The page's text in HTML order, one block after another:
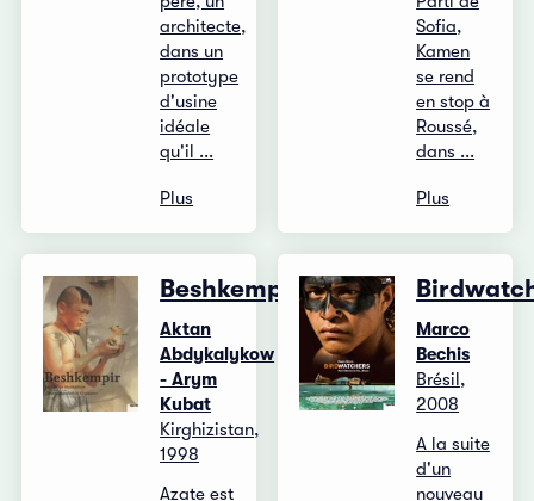
architecte,
dans un
prototype
d'usine
idéale
qu'il ...
Plus
Sofia,
Kamen
se rend
en stop à
Roussé,
dans ...
Plus
Beshkempir
Aktan
Abdykalykow
- Arym
Kubat
Kirghizistan,
1998
Azate est
Marco
Bechis
Brésil,
2008
A la suite
d'un
nouveau